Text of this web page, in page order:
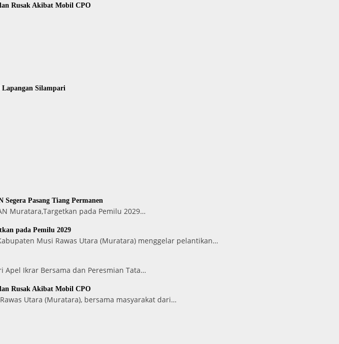
Rusak Akibat Mobil CPO
Silampari
Pasang Tiang Permanen
Muratara,Targetkan pada Pemilu 2029…
pada Pemilu 2029
Musi Rawas Utara (Muratara) menggelar pelantikan…
Apel Ikrar Bersama dan Peresmian Tata…
Rusak Akibat Mobil CPO
Utara (Muratara), bersama masyarakat dari…